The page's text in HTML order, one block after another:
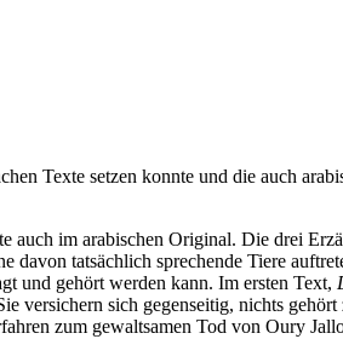
Texte setzen konnte und die auch
auch im arabischen Original. Die drei
davon tatsächlich sprechende Tiere
und gehört werden kann. Im ersten Text,
versichern sich gegenseitig, nichts
zum gewaltsamen Tod von Oury